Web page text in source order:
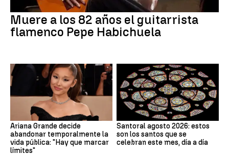
Muere a los 82 años el guitarrista
flamenco Pepe Habichuela
Ariana Grande decide
abandonar temporalmente la
vida pública: "Hay que marcar
límites"
Santoral agosto 2026: estos
son los santos que se
celebran este mes, día a día